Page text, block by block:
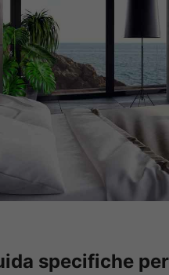
specifiche